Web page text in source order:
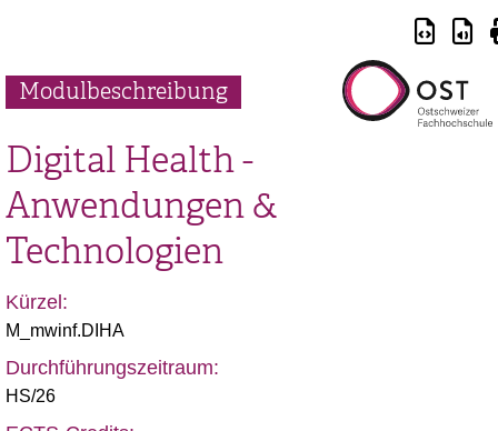
Modulbeschreibung
Digital Health -
Anwendungen &
Technologien
Kürzel:
M_mwinf.DIHA
Durchführungszeitraum:
HS/26